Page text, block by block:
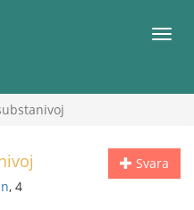
Meny
Svara
, 4